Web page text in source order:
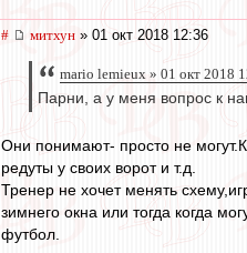
# митхун » 01 окт 2018 12:36
mario lemieux » 01 окт 2018
Парни, а у меня вопрос к
Они понимают- просто не
редуты у своих ворот и т.д.
Тренер не хочет менять
зимнего окна или тогда когда
футбол.